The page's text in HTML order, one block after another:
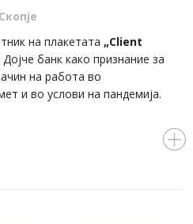
на плакетата „Client
банк како признание за
на работа во
и во услови на пандемија.